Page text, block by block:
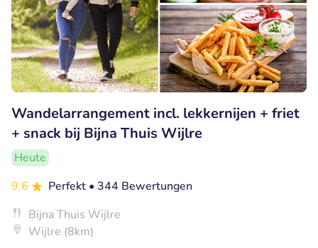
Wandelarrangement incl. lekkernijen + friet
+ snack bij Bijna Thuis Wijlre
Heute
9.6
Perfekt • 344 Bewertungen
Bijna Thuis Wijlre
Wijlre (8km)